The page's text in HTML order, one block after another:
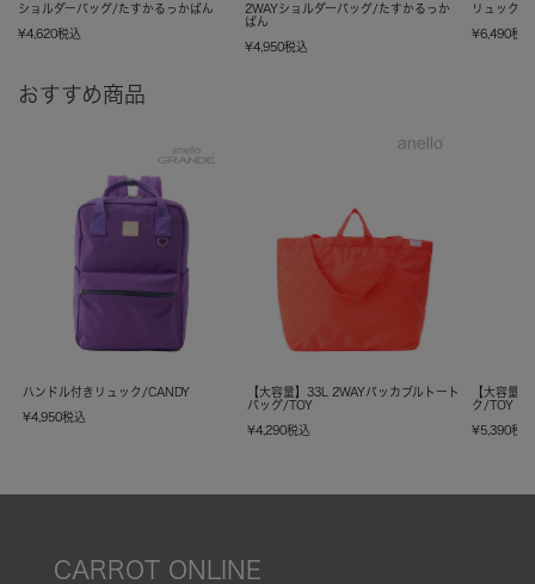
ショルダーバッグ/たすかるっかばん
¥4,620税込
2WAYショルダーバッグ/たすかるっか
ばん
¥4,950税込
リュック/
¥6,490税込
おすすめ商品
ハンドル付きリュック/CANDY
¥4,950税込
【大容量】33L 2WAYパッカブルトート
バッグ/TOY
¥4,290税込
【大容量
ク/TOY
¥5,390税込
CARROT ONLINE